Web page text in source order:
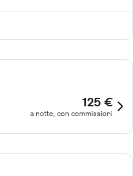
125 €
a notte, con commissioni